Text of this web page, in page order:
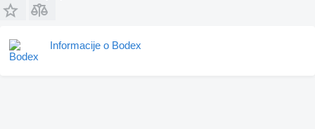
Informacije o Bodex